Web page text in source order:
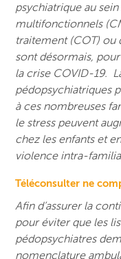
psychiatrique au
multifonctionnels
traitement (COT) ou
sont désormais,
la crise COVID-19.
pédopsychiatriques
à ces nombreuses
le stress peuvent
chez les enfants et
violence intra-
Téléconsulter ne
Afin d’assurer la
pour éviter que les
pédopsychiatres
nomenclature